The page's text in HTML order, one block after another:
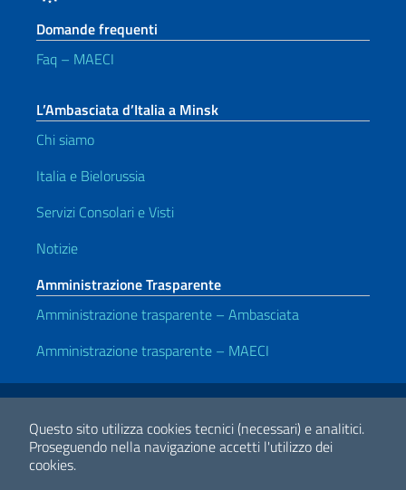
Questo sito utilizza cookies tecnici (necessari) e analitici.
Proseguendo nella navigazione accetti l'utilizzo dei
cookies.
Domande frequenti
Faq – MAECI
L’Ambasciata d’Italia a Minsk
Chi siamo
Italia e Bielorussia
Servizi Consolari e Visti
Notizie
Amministrazione Trasparente
Amministrazione trasparente – Ambasciata
Amministrazione trasparente – MAECI
Link Utili